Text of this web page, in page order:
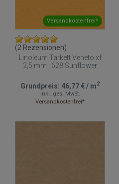
Versandkostenfrei*
(2 Rezensionen)
Linoleum Tarkett Veneto xf
2,5 mm | 628 Sunflower
Grundpreis: 46,77 €/ m2
inkl. ges. MwSt.
Versandkostenfrei*